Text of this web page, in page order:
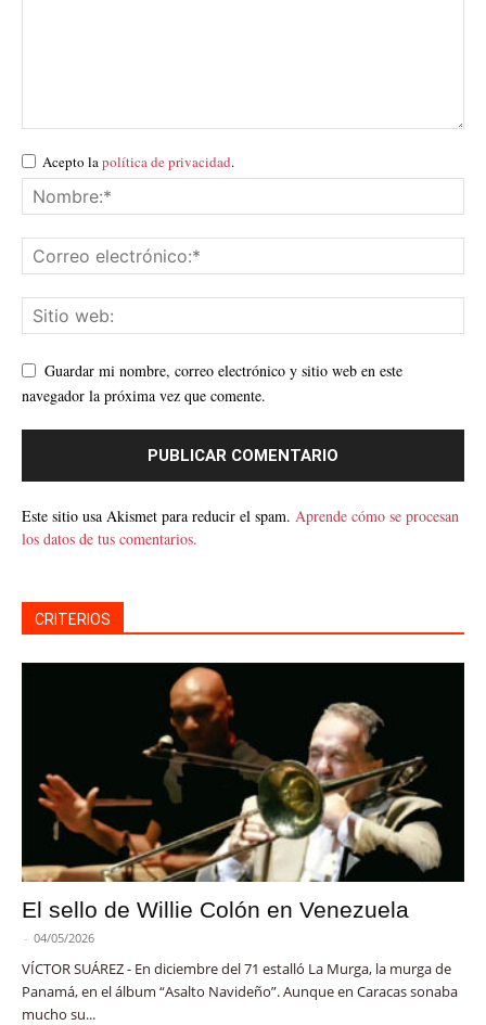
Acepto lapolítica de privacidad.
Guardar mi nombre, correo electrónico y sitio web en este
navegador la próxima vez que comente.
Este sitio usa Akismet para reducir el spam. Aprende cómo se procesan
los datos de tus comentarios.
CRITERIOS
El sello de Willie Colón en Venezuela
- 04/05/2026
VÍCTOR SUÁREZ - En diciembre del 71 estalló La Murga, la murga de
Panamá, en el álbum “Asalto Navideño”. Aunque en Caracas sonaba
mucho su...